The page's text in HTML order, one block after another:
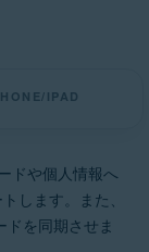
IPAD
ドや個人情報へ
します。また、
を同期させま